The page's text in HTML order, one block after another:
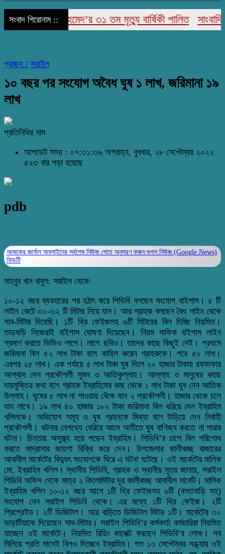
সংবাদ শিরোনাম ::
উদ্দিন আহমেদ’র ৩১ তম মৃত্যু বার্ষিকী পালিত সাংবাদিক
প্রচ্ছদ / সরাইল
১০ বছর পর সংযোগ অবৈধ ঘুষ ১ লাখ, জরিমানা ১৯
লাখ
প্রতিনিধির নাম
আপডেট সময় : ০৭:৩১:৩৬ অপরাহ্ন, বুধবার, ২৮ সেপ্টেম্বর ২০২২
৫২৩ বার পড়া হয়েছে
pdb
আজকের জার্নাল অনলাইনের সর্বশেষ নিউজ পেতে অনুসরণ করুন গুগল নিউজ (Google News)
ফিডটি
মাহবুব খান বাবুল: সরাইল থেকে:
১০-১২ বছর ব্যবহারের পর হঠাৎ করে পিডিবি বলছেন সংযোগ বাইপাস। ৫ টি
লাইন কেটে ৩০-৩২ টি মিটার নিয়ে যান। আর গ্রাহক বলছেন বৈধ লাইন থেকে
সাব-মিটার দিয়েছি। ১টি থ্রি ফেইজসহ ৬টি মিটারের বিল দিচ্ছি নিয়মিত।
তাড়ঘড়ি নিজেরাই বাইপাস ঘোষণা দিয়েছেন। নিয়ম মাফিক বাইপাস লাইন
প্রমাণ করতে ভিডিও লাগে। লাগে ছবিও। তাদের কাছে কিছুই নেই। প্রথমে
জরিমানা বিল ৫২ লাখ টাকা বলে কাহিল করেন গ্রাহককে। পরে ৫০ লাখ।
এরপর ২৫ লাখ। এক পর্যায়ে ৫ লাখ টাকা ঘুষ দিলে ২০ হাজার টাকায় রফাদফার
আশ্বাস দেন প্রকৌশলী সুমন ও আতিকুল্লাহ। আল্লাহ ও মানুষের কাছে
দায়মুক্তির কথা বলে গ্রাহক ইব্রাহিমের কাছ থেকে ১ লাখ টাকা ঘুষ নেন আতিক
উল্লাহ। ঘুষের ৫ লাখ না পাওয়ায় বেঁকে যান ২ প্রকৌশলী। হাজার থেকে চলে
যান লাখে। ১৯ লাখ ৪০ হাজার ১৮২ টাকা জরিমানা বিল ধরিয়ে দেন ইব্রাহিম
খলিলকে। অভিযোগ সমূহ ও ঘুষ গ্রহনকে মিথ্যা বলে উড়িয়ে দেন নির্বাহী
প্রকৌশলী। ঘটনার নেপথ্যে বেরিয়ে আসে অতীতে ঘুষ বাণিজ্য করতে না পারার
ঘটনা। চিন্তায় অসুস্থ্য হয়ে পড়েন ইব্রাহিম। পিডিবি’র চাপে বিল পরিশোধ
করতে মাদ্‌রাসার জায়গা বিক্রি করে দেন। উপজেলার কালীকচ্ছ বাজারের
আবাবীল মার্কেটের বিদ্যুৎ সংযোগকে ঘিরে এ ঘটনা ঘটেছে। ওই মার্কেটের মালিক
মো. ইব্রাহিম খলিল। স্থানীয় পিডিবি, গ্রাহক ও স্থানীয় সূত্র জানায়, সরাইল
পিডিবি অফিস থেকে মাত্র ২ কিলোমিটার দূর কালীকচ্ছ আবাবীল মার্কেট। মালিক
ইব্রাহিম খলিল ১০-১২ বছর আগে ১টি থ্রি ফেইজসহ ৬টি (বসতবাড়ি সহ)
সংযোগ নেন সরাইল পিডিবি থেকে। এর মধ্যে ১টি থ্রি ফেইজ। ২টি
প্রিপ্রেইড। ২টি ডিজিটাল। আর বাড়িতে ডিজিটাল মিটার ১টি। মার্কেটের ৩০
ভাড়াটিয়াকে দিয়েছেন সাব-মিটার। সরাইল পিডিবি’র কর্মকর্তা কর্মচারিরা নিয়মিত
যাচ্ছেন ওই মার্কেটে। নিয়মিত রিডিং কালেক্ট করছেন পিডিবি’র লোক। সব
মিলিয়ে প্রতি মাসেই বিলও দিচ্ছেন ইব্রাহিম। গত ১৩ সেপ্টেম্বর সন্ধ্যায় ওই